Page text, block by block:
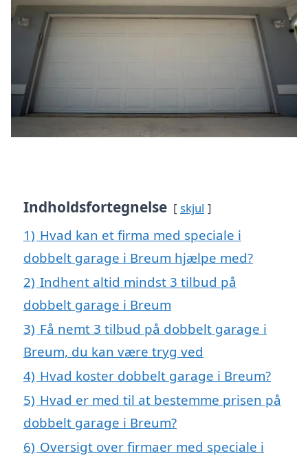
Indholdsfortegnelse skjul
1) Hvad kan et firma med speciale i
dobbelt garage i Breum hjælpe med?
2) Indhent altid mindst 3 tilbud på
dobbelt garage i Breum
3) Få nemt 3 tilbud på dobbelt garage i
Breum, du kan være tryg ved
4) Hvad koster dobbelt garage i Breum?
5) Hvad er med til at bestemme prisen på
dobbelt garage i Breum?
6) Oversigt over firmaer med speciale i